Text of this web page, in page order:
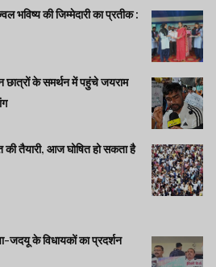
भविष्य की जिम्मेदारी का प्रतीक :
के समर्थन में पहुंचे जयराम
तैयारी, आज घोषित हो सकता है
जदयू के विधायकों का प्रदर्शन